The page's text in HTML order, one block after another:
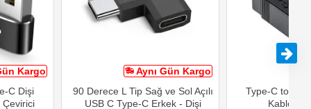
Kargo
C Dişi
Aynı Gün Kargo
90 Derece L Tip Sağ ve Sol Açılı
USB C Type-C Erkek - Dişi
Type-C to
Kablosu